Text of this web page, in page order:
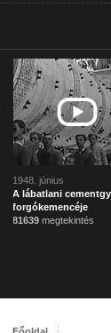
1948. június
A lábatlani
forgókemencéje
81639 megtekintés